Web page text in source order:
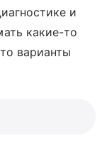
и
какие-то
варианты